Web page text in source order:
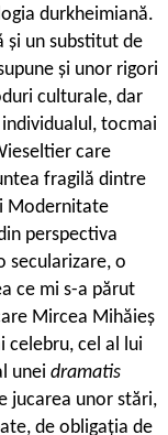
durkheimiană.
și un substitut de
și unor rigori
culturale, dar
tocmai
care
fragilă dintre
Modernitate
perspectiva
secularizare, o
ce mi s-a părut
Mircea Mihăieș
celebru, cel al lui
unei dramatis
jucarea unor stări,
de obligația de